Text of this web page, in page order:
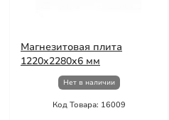
Магнезитовая плита
1220x2280x6 мм
Нет в наличии
Код Товара: 16009